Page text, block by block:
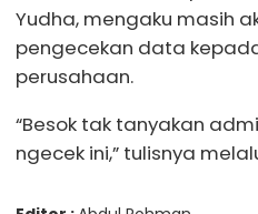
Yudha, mengaku masih
pengecekan data
perusahaan.
“Besok tak tanyakan
ngecek ini,” tulisnya